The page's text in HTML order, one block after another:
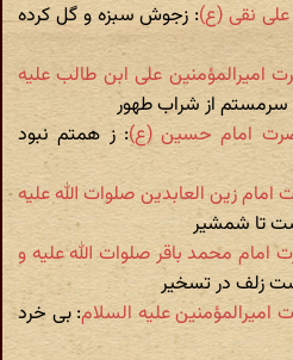
: زجوش سبزه و گل کرده
حضرت امیرالمؤمنین علی ابن طالب علیه
سرمستم از شراب طهور
: ز همتم نبود
امام زین العابدین صلوات الله علیه
تا شمشیر
امام محمد باقر صلوات الله علیه و
زلف در تسخیر
: بی خرد